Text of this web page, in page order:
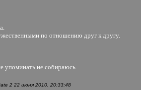
по отношению друг к другу.
упоминать не собираюсь.
2 22 июня 2010, 20:33:48